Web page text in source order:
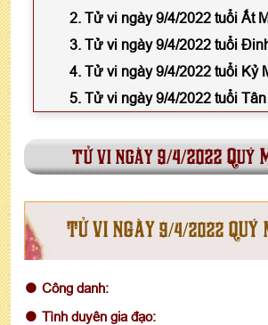
2. Tử vi ngày 9/4/2022 tuổi Ất
3. Tử vi ngày 9/4/2022 tuổi
4. Tử vi ngày 9/4/2022 tuổi Kỷ
5. Tử vi ngày 9/4/2022 tuổi
tử vi ngày 9/4/2022 Quý
TỬ VI NGÀY 9/4/2022 QUÝ
Công danh:
Tình duyên gia đạo: